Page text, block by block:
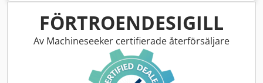
styrsystem, spindeleffekt 4 kW, slipskiva 300 x 50 x 76,2
mm, rundbord med magnetisk spännplatta diameter 400
mm, helkapsling, kylvätskesystem med pappersbandfilter,
kan visas under ström, vi tar gärna hand om
installation/utbildning samt efterföljande service på plats!
Finansiering/leasing, inget problem, vi lämnar gärna ett
erbjudande! Dsdpfx Absuiafuo Uokr
FÖRTROENDESIGILL
Av Machineseeker certifierade återförsäljare